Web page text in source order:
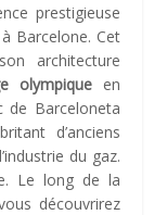
prestigieuse
Barcelone. Cet
architecture
olympiqueen
de Barceloneta
d’anciens
du gaz.
Le long de la
découvrirez